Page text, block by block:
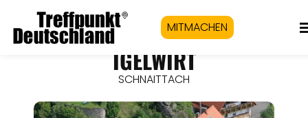
MITMACHEN
IGELWIRT
SCHNAITTACH